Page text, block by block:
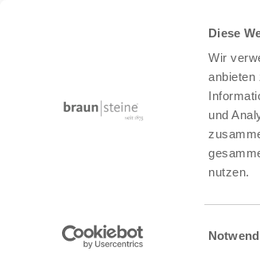
Diese
Wir
anbieten
und
nutzen.
STADT +
STADT + OBJEKTBAU